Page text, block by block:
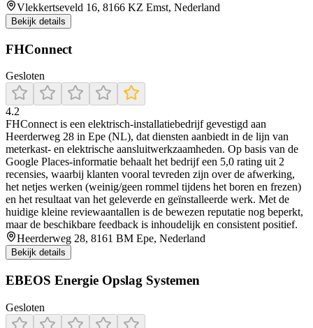
Vlekkertseveld 16, 8166 KZ Emst, Nederland
Bekijk details
FHConnect
Gesloten
4.2
FHConnect is een elektrisch-installatiebedrijf gevestigd aan
Heerderweg 28 in Epe (NL), dat diensten aanbiedt in de lijn van
meterkast- en elektrische aansluitwerkzaamheden. Op basis van de
Google Places-informatie behaalt het bedrijf een 5,0 rating uit 2
recensies, waarbij klanten vooral tevreden zijn over de afwerking,
het netjes werken (weinig/geen rommel tijdens het boren en frezen)
en het resultaat van het geleverde en geïnstalleerde werk. Met de
huidige kleine reviewaantallen is de bewezen reputatie nog beperkt,
maar de beschikbare feedback is inhoudelijk en consistent positief.
Heerderweg 28, 8161 BM Epe, Nederland
Bekijk details
EBEOS Energie Opslag Systemen
Gesloten